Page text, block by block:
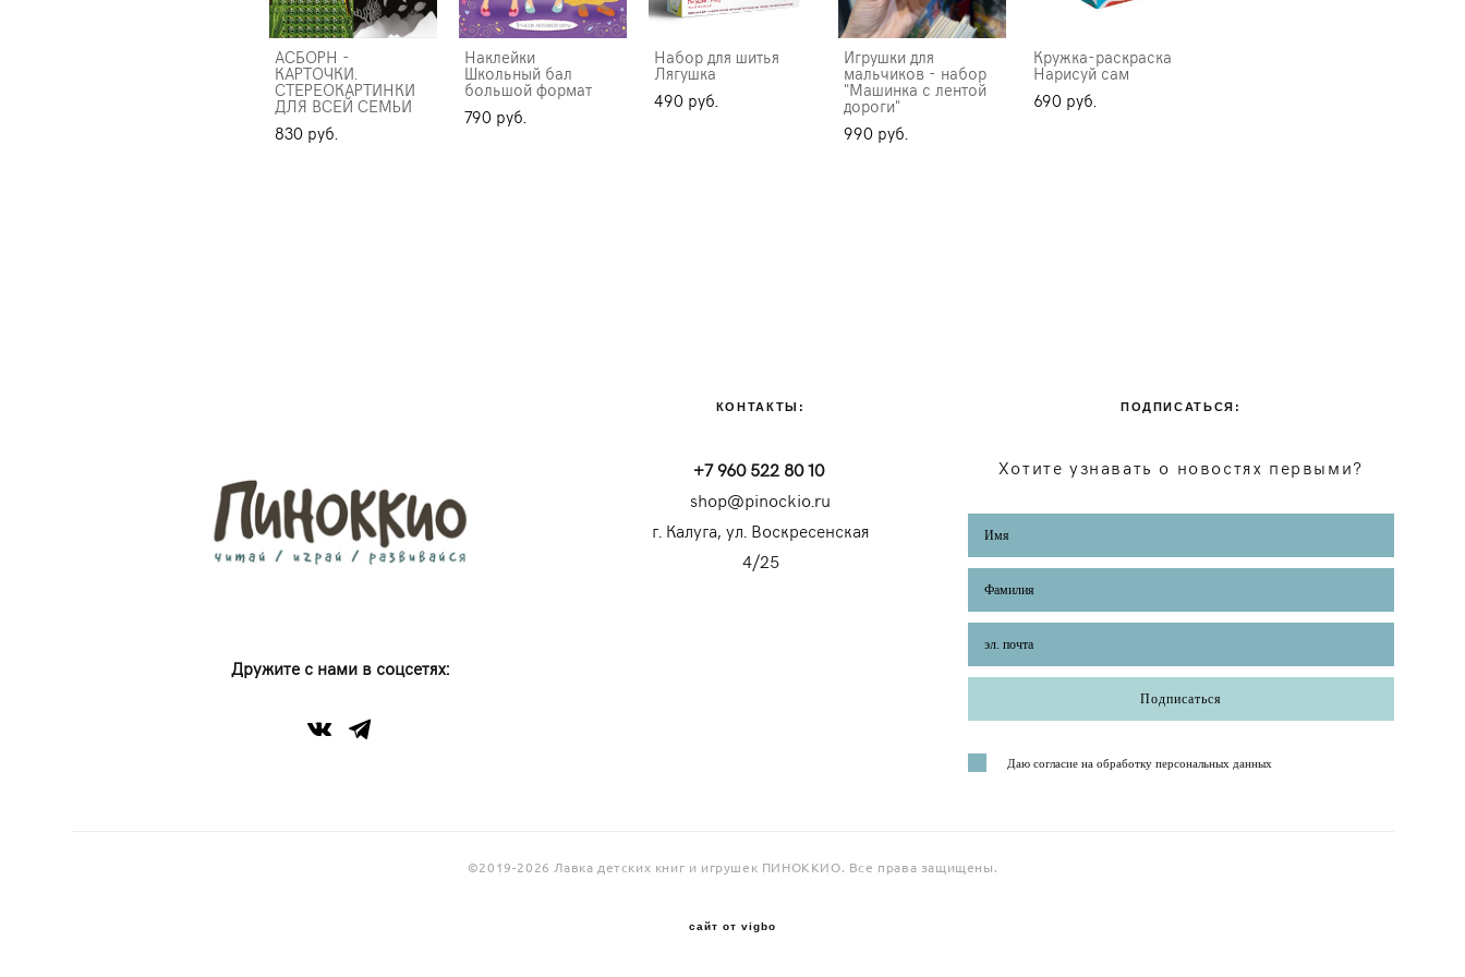
АСБОРН -
КАРТОЧКИ.
СТЕРЕОКАРТИНКИ
ДЛЯ ВСЕЙ СЕМЬИ
830 pуб.
Наклейки
Школьный бал
большой формат
790 pуб.
Набор для шитья
Лягушка
490 pуб.
Игрушки для
мальчиков - набор
"Машинка с лентой
дороги"
990 pуб.
Кружка-раскраска
Нарисуй сам
690 pуб.
Дружите с нами в соцсетях:
КОНТАКТЫ:
+7 960 522 80 10
shop@pinockio.ru
г. Калуга, ул. Воскресенская
4/25
ПОДПИСАТЬСЯ:
Хотите узнавать о новостях первыми?
Подписаться
Даю согласие на обработку персональных данных
©2019-2026 Лавка детских книг и игрушек ПИНОККИО. Все права защищены.
сайт от vigbo